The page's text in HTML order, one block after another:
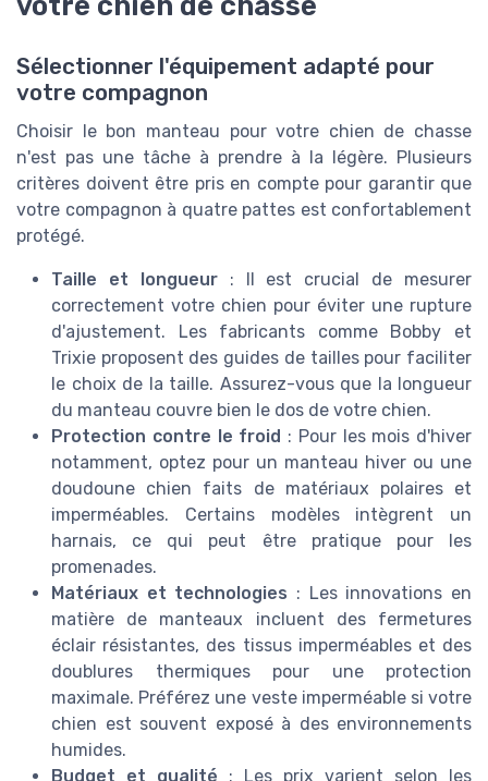
Sélectionner l'équipement adapté pour
votre compagnon
Choisir le bon manteau pour votre chien de chasse
n'est pas une tâche à prendre à la légère. Plusieurs
critères doivent être pris en compte pour garantir que
votre compagnon à quatre pattes est confortablement
protégé.
Taille et longueur: Il est crucial de mesurer
correctement votre chien pour éviter une rupture
d'ajustement. Les fabricants comme Bobby et
Trixie proposent des guides de tailles pour faciliter
le choix de la taille. Assurez-vous que la longueur
du manteau couvre bien le dos de votre chien.
Protection contre le froid : Pour les mois d'hiver
notamment, optez pour un manteau hiver ou une
doudoune chien faits de matériaux polaires et
imperméables. Certains modèles intègrent un
harnais, ce qui peut être pratique pour les
promenades.
Matériaux et technologies : Les innovations en
matière de manteaux incluent des fermetures
éclair résistantes, des tissus imperméables et des
doublures thermiques pour une protection
maximale. Préférez une veste imperméable si votre
chien est souvent exposé à des environnements
humides.
Budget et qualité : Les prix varient selon les